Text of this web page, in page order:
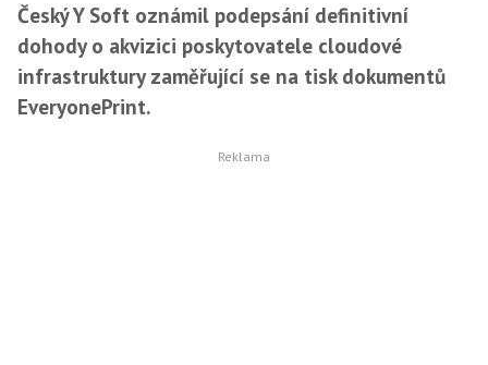
Český Y Soft oznámil podepsání definitivní
dohody o akvizici poskytovatele cloudové
infrastruktury zaměřující se na tisk dokumentů
EveryonePrint.